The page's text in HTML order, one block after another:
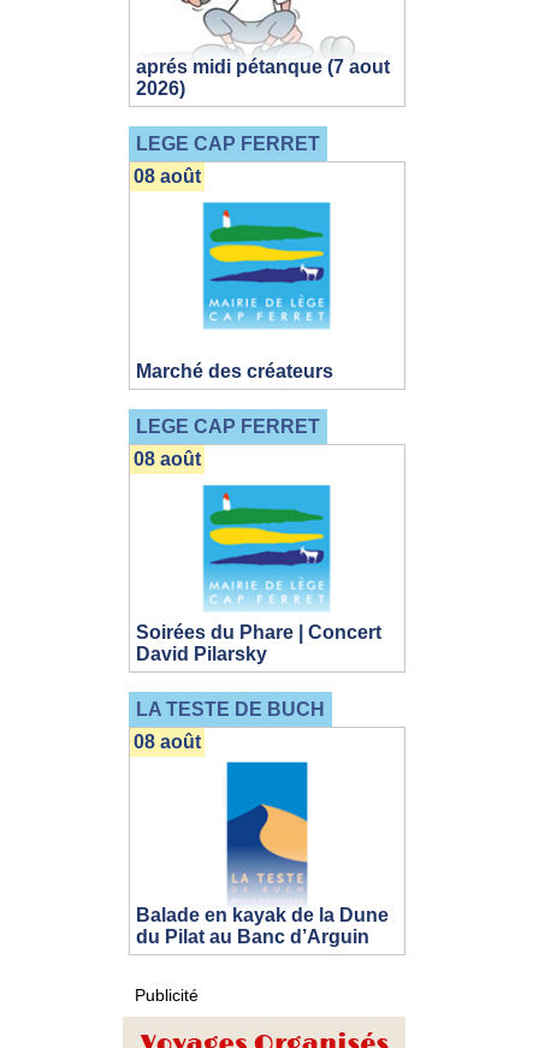
aprés midi pétanque (7 aout
2026)
LEGE CAP FERRET
Marché des créateurs
08 août
LEGE CAP FERRET
Soirées du Phare | Concert
David Pilarsky
08 août
LA TESTE DE BUCH
Balade en kayak de la Dune
du Pilat au Banc d’Arguin
08 août
Publicité